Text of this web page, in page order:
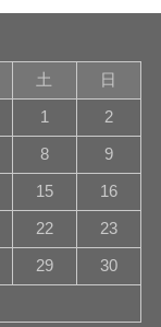
土 日
1 2
8 9
15 16
22 23
29 30